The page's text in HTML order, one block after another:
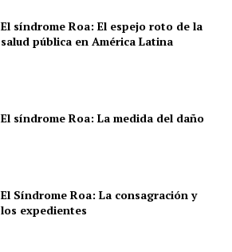
El síndrome Roa: El espejo roto de la
salud pública en América Latina
El síndrome Roa: La medida del daño
El Síndrome Roa: La consagración y
los expedientes